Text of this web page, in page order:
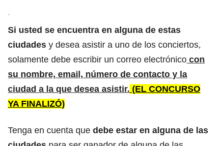
Si usted se encuentra en alguna de estas
ciudades y desea asistir a uno de los conciertos,
solamente debe escribir un correo electrónico con
su nombre, email, número de contacto y la
ciudad a la que desea asistir. (EL CONCURSO
YA FINALIZÓ)
Tenga en cuenta que debe estar en alguna de las